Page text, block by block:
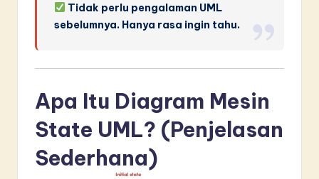
Tidak perlu pengalaman UML
sebelumnya. Hanya rasa ingin tahu.
Apa Itu Diagram Mesin
State UML? (Penjelasan
Sederhana)